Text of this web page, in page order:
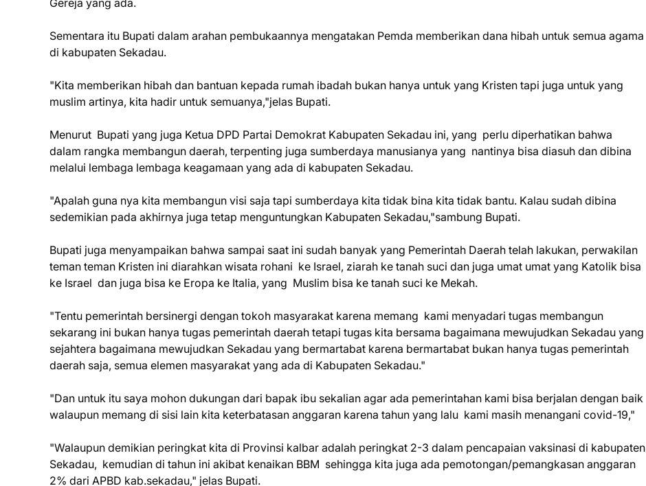
Gereja yang ada.
Sementara itu Bupati dalam arahan pembukaannya mengatakan Pemda memberikan dana hibah untuk semua agama
di kabupaten Sekadau.
"Kita memberikan hibah dan bantuan kepada rumah ibadah bukan hanya untuk yang Kristen tapi juga untuk yang
muslim artinya, kita hadir untuk semuanya,"jelas Bupati.
Menurut Bupati yang juga Ketua DPD Partai Demokrat Kabupaten Sekadau ini, yang perlu diperhatikan bahwa
dalam rangka membangun daerah, terpenting juga sumberdaya manusianya yang nantinya bisa diasuh dan dibina
melalui lembaga lembaga keagamaan yang ada di kabupaten Sekadau.
"Apalah guna nya kita membangun visi saja tapi sumberdaya kita tidak bina kita tidak bantu. Kalau sudah dibina
sedemikian pada akhirnya juga tetap menguntungkan Kabupaten Sekadau,"sambung Bupati.
Bupati juga menyampaikan bahwa sampai saat ini sudah banyak yang Pemerintah Daerah telah lakukan, perwakilan
teman teman Kristen ini diarahkan wisata rohani ke Israel, ziarah ke tanah suci dan juga umat umat yang Katolik bisa
ke Israel dan juga bisa ke Eropa ke Italia, yang Muslim bisa ke tanah suci ke Mekah.
"Tentu pemerintah bersinergi dengan tokoh masyarakat karena memang kami menyadari tugas membangun
sekarang ini bukan hanya tugas pemerintah daerah tetapi tugas kita bersama bagaimana mewujudkan Sekadau yang
sejahtera bagaimana mewujudkan Sekadau yang bermartabat karena bermartabat bukan hanya tugas pemerintah
daerah saja, semua elemen masyarakat yang ada di Kabupaten Sekadau."
"Dan untuk itu saya mohon dukungan dari bapak ibu sekalian agar ada pemerintahan kami bisa berjalan dengan baik
walaupun memang di sisi lain kita keterbatasan anggaran karena tahun yang lalu kami masih menangani covid-19,"
"Walaupun demikian peringkat kita di Provinsi kalbar adalah peringkat 2-3 dalam pencapaian vaksinasi di kabupaten
Sekadau, kemudian di tahun ini akibat kenaikan BBM sehingga kita juga ada pemotongan/pemangkasan anggaran
2% dari APBD kab.sekadau," jelas Bupati.